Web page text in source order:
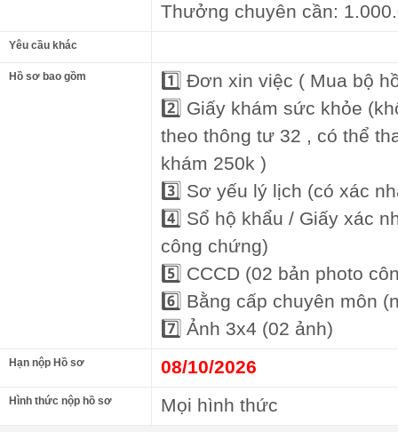
Thưởng chuyên cần:
Yêu cầu khác
Hồ sơ bao gồm
1️⃣ Đơn xin việc ( Mua bộ
2️⃣ Giấy khám sức khỏe
theo thông tư 32 , có thể
khám 250k )
3️⃣ Sơ yếu lý lịch (có xác
4️⃣ Sổ hộ khẩu / Giấy xác
công chứng)
5️⃣ CCCD (02 bản photo
6️⃣ Bằng cấp chuyên môn
7️⃣ Ảnh 3x4 (02 ảnh)
Hạn nộp Hồ sơ 08/10/2026
Hình thức nộp hồ sơ Mọi hình thức